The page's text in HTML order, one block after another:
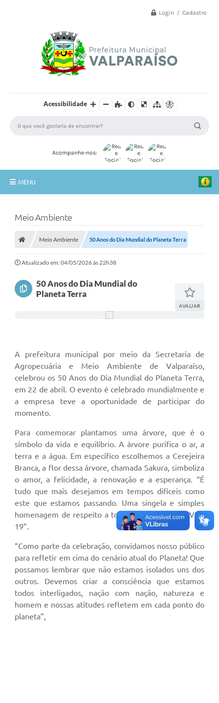
Login / Cadastro
Acessibilidade
Acompanhe-nos:
MENU
A Prefeitura
A Nossa Cidade
SECRETARIA E DEPARTAMENTOS
Planos Municipais
Diário Oficial
Contato
Defesa Civil
Fale com o Prefeito
Leis Municipais Online
Galeria de Fotos
Contratos
Ouvidoria
Audiências Públicas
Arquivos para Download
Carta de Serviços
Secretarias
Meio Ambiente
Meio Ambiente 50 Anos do Dia Mundial do Planeta Terra
Atualizado em: 04/05/2026 às 22h38
50 Anos do Dia Mundial do
Planeta Terra
AVALIAR
A prefeitura municipal por meio da Secretaria de
Agropecuária e Meio Ambiente de Valparaíso,
celebrou os 50 Anos do Dia Mundial do Planeta Terra,
em 22 de abril. O evento é celebrado mundialmente e
a empresa teve a oportunidade de participar do
momento.
Para comemorar plantamos uma árvore, que é o
símbolo da vida e equilíbrio. A árvore purifica o ar, a
terra e a água. Em específico escolhemos a Cerejeira
Branca, a flor dessa árvore, chamada Sakura, simboliza
o amor, a felicidade, a renovação e a esperança. “É
tudo que mais desejamos em tempos difíceis como
este que estamos passando. Uma singela e simples
homenagem de respeito a todas a vítimas do COVID-
19”.
“Como parte da celebração, convidamos nosso público
para refletir em cima do cenário atual do Planeta! Que
possamos lembrar que não estamos isolados uns dos
outros. Devemos criar a consciência que estamos
todos interligados, nação com nação, natureza e
homem e nossas atitudes refletem em cada ponto do
planeta”,